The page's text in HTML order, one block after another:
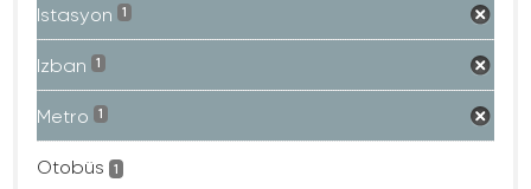
Istasyon 1
Izban 1
Metro 1
Otobüs 1